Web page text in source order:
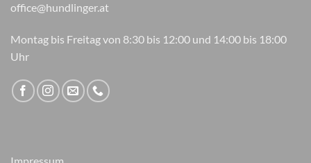
office@hundlinger.at
Montag bis Freitag von 8:30 bis 12:00 und 14:00 bis 18:00
Uhr